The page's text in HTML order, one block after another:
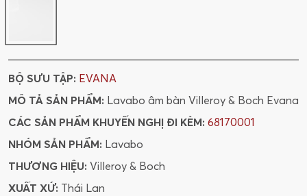
BỘ SƯU TẬP: EVANA
MÔ TẢ SẢN PHẨM: Lavabo âm bàn Villeroy & Boch Evana
CÁC SẢN PHẨM KHUYẾN NGHỊ ĐI KÈM: 68170001
NHÓM SẢN PHẨM: Lavabo
THƯƠNG HIỆU: Villeroy & Boch
XUẤT XỨ: Thái Lan